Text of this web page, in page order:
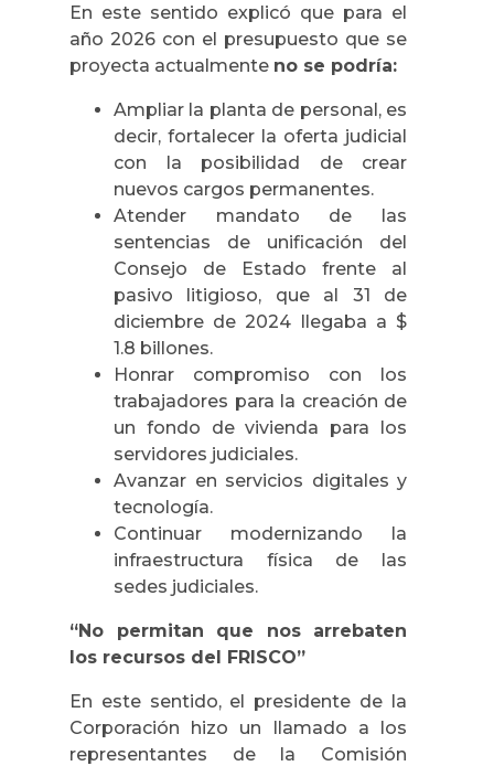
En este sentido explicó que para el
año 2026 con el presupuesto que se
proyecta actualmente no se podría:
Ampliar la planta de personal, es
decir, fortalecer la oferta judicial
con la posibilidad de crear
nuevos cargos permanentes.
Atender mandato de las
sentencias de unificación del
Consejo de Estado frente al
pasivo litigioso, que al 31 de
diciembre de 2024 llegaba a $
1.8 billones.
Honrar compromiso con los
trabajadores para la creación de
un fondo de vivienda para los
servidores judiciales.
Avanzar en servicios digitales y
tecnología.
Continuar modernizando la
infraestructura física de las
sedes judiciales.
“No permitan que nos arrebaten
los recursos del FRISCO”
En este sentido, el presidente de la
Corporación hizo un llamado a los
representantes de la Comisión